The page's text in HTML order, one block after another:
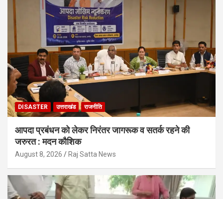
DISASTER उत्तराखंड राजनीति
आपदा प्रबंधन को लेकर निरंतर जागरूक व सतर्क रहने की
जरुरत : मदन कौशिक
August 8, 2026 Raj Satta News